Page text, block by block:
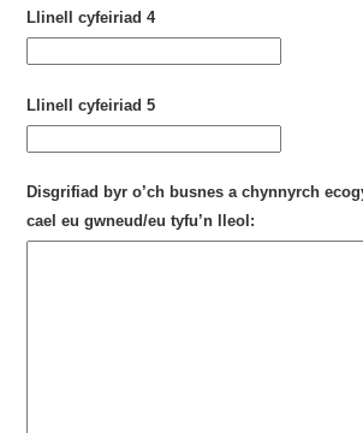
Llinell cyfeiriad 4
Llinell cyfeiriad 5
Disgrifiad byr o’ch busnes a chynnyrch
cael eu gwneud/eu tyfu’n lleol: